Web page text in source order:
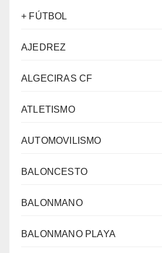
+ FÚTBOL
AJEDREZ
ALGECIRAS CF
ATLETISMO
AUTOMOVILISMO
BALONCESTO
BALONMANO
BALONMANO PLAYA